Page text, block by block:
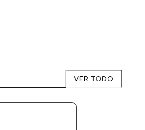
VER TODO